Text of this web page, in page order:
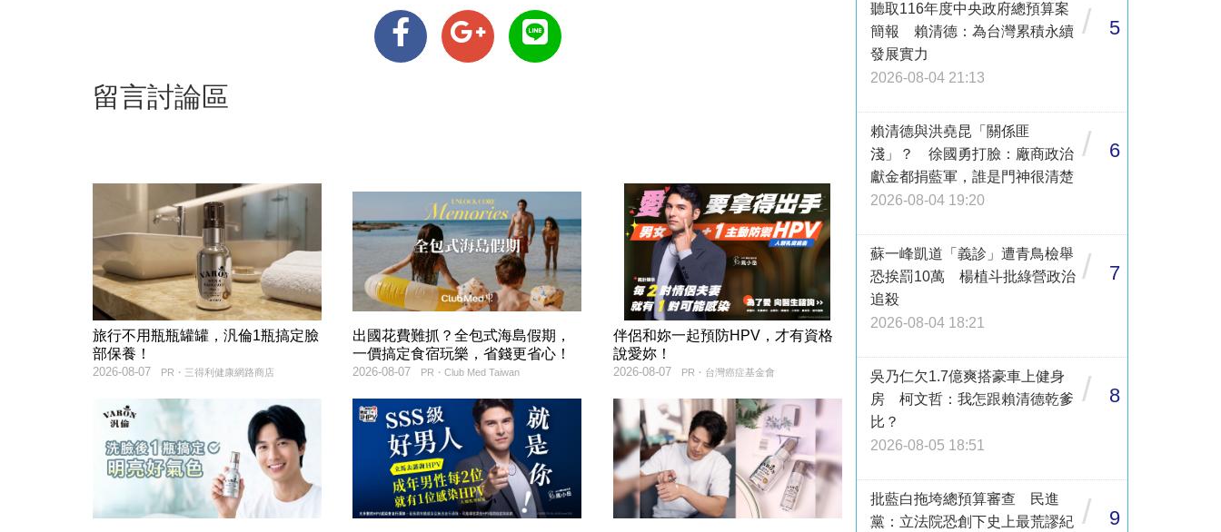
留言討論區
旅行不用瓶瓶罐罐，汎倫1瓶搞定臉
部保養！
PR・三得利健康網路商店
2026-08-07
出國花費難抓？全包式海島假期，
一價搞定食宿玩樂，省錢更省心！
PR・Club Med Taiwan
2026-08-07
伴侶和妳一起預防HPV，才有資格
說愛妳！
PR・台灣癌症基金會
2026-08-07
聽取116年度中央政府總預算案
簡報 賴清德：為台灣累積永續
發展實力
2026-08-04 21:13
/ 5
賴清德與洪堯昆「關係匪
淺」？ 徐國勇打臉：廠商政治
獻金都捐藍軍，誰是門神很清楚
2026-08-04 19:20
/ 6
蘇一峰凱道「義診」遭青鳥檢舉
恐挨罰10萬 楊植斗批綠營政治
追殺
2026-08-04 18:21
/ 7
吳乃仁欠1.7億爽搭豪車上健身
房 柯文哲：我怎跟賴清德乾爹
比？
2026-08-05 18:51
/ 8
批藍白拖垮總預算審查 民進
黨：立法院恐創下史上最荒謬紀 / 9